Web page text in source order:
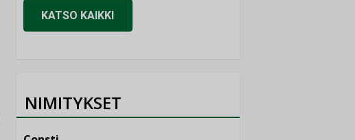
KATSO KAIKKI
NIMITYKSET